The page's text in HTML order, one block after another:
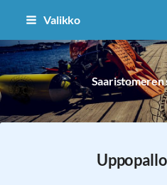
Siirry
sisältöön
Valikko